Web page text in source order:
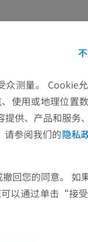
前足MRI
下肢CTA
计算机体层
优质会员
免費
测量。 Cookie
使用或地理位置
供、产品和服务
请参阅我们的隐私
回您的同意。 如
以通过单击“接